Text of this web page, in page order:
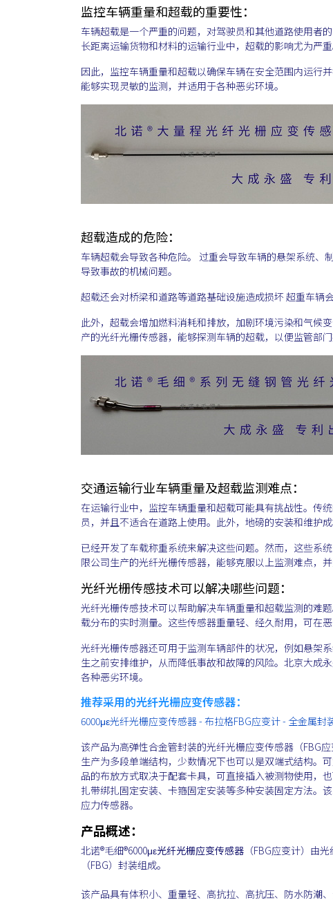
监控车辆重量和超载的重要性：
车辆超载是一个严重的问题，对驾驶员和其他道路使用者
长距离运输货物和材料的运输行业中，超载的影响尤为严
因此，监控车辆重量和超载以确保车辆在安全范围内运行
能够实现灵敏的监测，并适用于各种恶劣环境。
超载造成的危险：
车辆超载会导致各种危险。 过重会导致车辆的悬架系统
导致事故的机械问题。
超载还会对桥梁和道路等道路基础设施造成损坏 超重车辆
此外，超载会增加燃料消耗和排放，加剧环境污染和气候
产的光纤光栅传感器，能够探测车辆的超载，以便监管部门
交通运输行业车辆重量及超载监测难点：
在运输行业中，监控车辆重量和超载可能具有挑战性。传
员，并且不适合在道路上使用。此外，地磅的安装和维护成
已经开发了车载称重系统来解决这些问题。然而，这些系
限公司生产的光纤光栅传感器，能够克服以上监测难点，并
光纤光栅传感技术可以解决哪些问题：
光纤光栅传感技术可以帮助解决车辆重量和超载监测的难
载分布的实时测量。这些传感器重量轻、经久耐用，可在
光纤光栅传感器还可用于监测车辆部件的状况，例如悬架
生之前安排维护，从而降低事故和故障的风险。北京大成
各种恶劣环境。
推荐采用的光纤光栅应变传感器：
6000με光纤光栅应变传感器 - 布拉格FBG应变计 - 全金属
该产品为高弹性合金管封装的光纤光栅应变传感器（FBG
生产为多段单端结构，少数情况下也可以是双端式结构。
品的布放方式取决于配套卡具，可直接插入被测物使用，
扎带绑扎固定安装、卡箍固定安装等多种安装固定方法。
应力传感器。
产品概述：
北诺®毛细®6000με光纤光栅应变传感器 （FBG应变计）由
（FBG）封装组成。
该产品具有体积小、重量轻、高抗拉、高抗压、防水防潮